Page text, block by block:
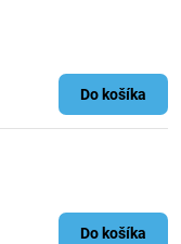
Do košíka
Do košíka